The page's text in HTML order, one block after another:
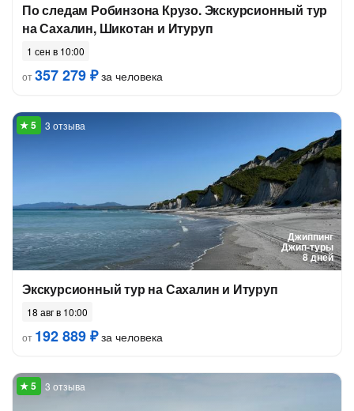
По следам Робинзона Крузо. Экскурсионный тур
на Сахалин, Шикотан и Итуруп
1 сен в 10:00
от357 279 ₽за человека
Джиппинг
Джип-туры
8 дней
3 отзыва
Экскурсионный тур на Сахалин и Итуруп
18 авг в 10:00
от 192 889 ₽за человека
3 отзыва